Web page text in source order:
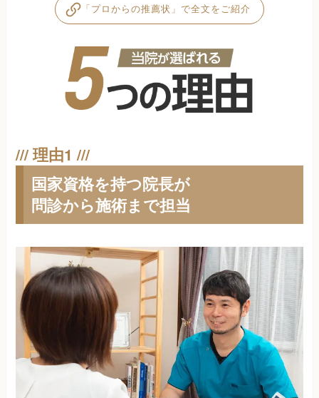
「プロからの推薦状」で全文をご紹介
国家資格を持つ院長が
問診から施術まで担当